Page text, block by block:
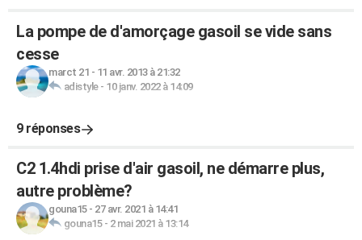
La pompe de d'amorçage gasoil se vide sans
cesse
marct 21 - 11 avr. 2013 à 21:32
adistyle- 10 janv. 2022 à 14:09
9 réponses
C2 1.4hdi prise d'air gasoil, ne démarre plus,
autre problème?
gouna15- 27 avr. 2021 à 14:41
gouna15- 2 mai 2021 à 13:14